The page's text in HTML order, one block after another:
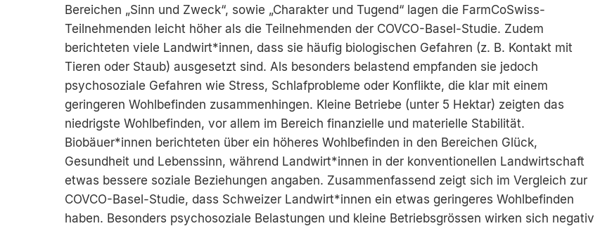
Bereichen „Sinn und Zweck“, sowie „Charakter und Tugend“ lagen die FarmCoSwiss-
Teilnehmenden leicht höher als die Teilnehmenden der COVCO-Basel-Studie. Zudem
berichteten viele Landwirt*innen, dass sie häufig biologischen Gefahren (z. B. Kontakt mit
Tieren oder Staub) ausgesetzt sind. Als besonders belastend empfanden sie jedoch
psychosoziale Gefahren wie Stress, Schlafprobleme oder Konflikte, die klar mit einem
geringeren Wohlbefinden zusammenhingen. Kleine Betriebe (unter 5 Hektar) zeigten das
niedrigste Wohlbefinden, vor allem im Bereich finanzielle und materielle Stabilität.
Biobäuer*innen berichteten über ein höheres Wohlbefinden in den Bereichen Glück,
Gesundheit und Lebenssinn, während Landwirt*innen in der konventionellen Landwirtschaft
etwas bessere soziale Beziehungen angaben. Zusammenfassend zeigt sich im Vergleich zur
COVCO-Basel-Studie, dass Schweizer Landwirt*innen ein etwas geringeres Wohlbefinden
haben. Besonders psychosoziale Belastungen und kleine Betriebsgrössen wirken sich negativ